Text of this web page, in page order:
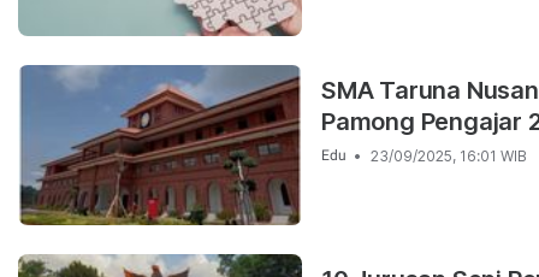
SMA Taruna
Pamong Pengajar
Edu 23/09/2025, 16:01 WIB